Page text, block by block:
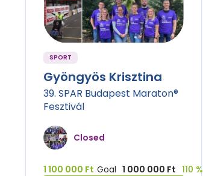
SPORT
Gyöngyös Krisztina
39. SPAR Budapest Maraton®
Fesztivál
Closed
1 100 000 Ft Goal 1 000 000 Ft 110 %